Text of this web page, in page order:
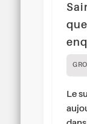
Le